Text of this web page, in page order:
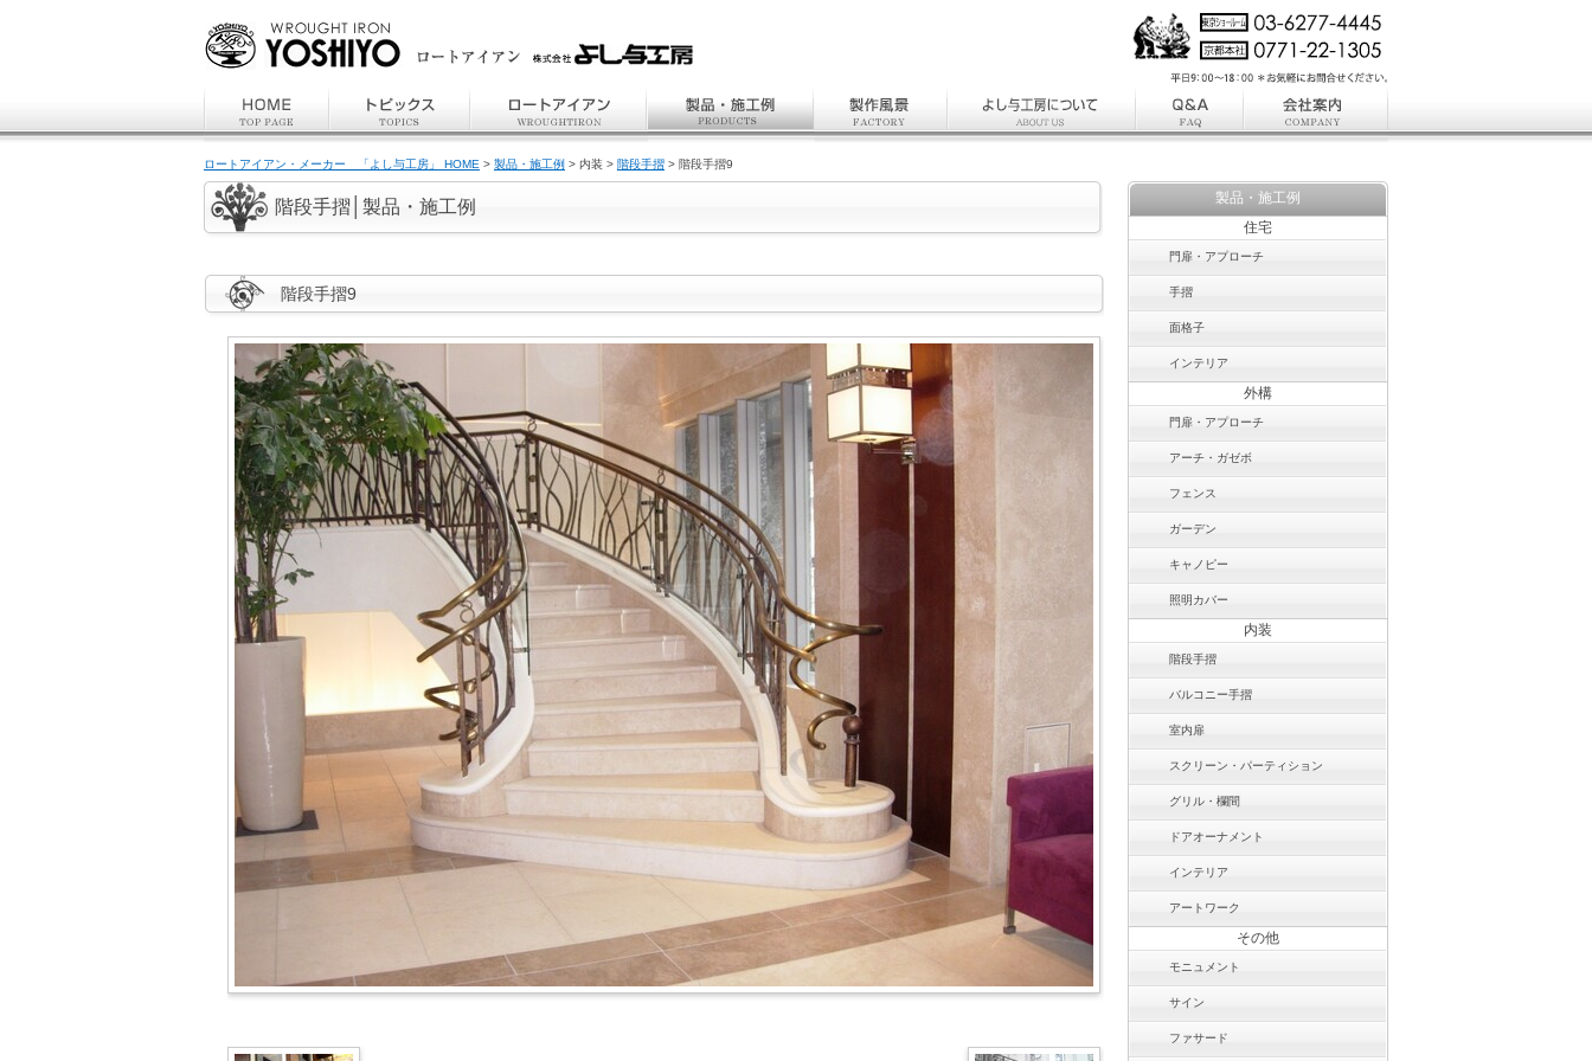
ロートアイアン・メーカー 「よし与工房」 HOME > 製品・施工例 > 内装 > 階段手摺 > 階段手摺9
階段手摺│製品・施工例
階段手摺9
製品・施工例
住宅
門扉・アプローチ
手摺
面格子
インテリア
外構
門扉・アプローチ
アーチ・ガゼボ
フェンス
ガーデン
キャノピー
照明カバー
内装
階段手摺
バルコニー手摺
室内扉
スクリーン・パーティション
グリル・欄間
ドアオーナメント
インテリア
アートワーク
その他
モニュメント
サイン
ファサード